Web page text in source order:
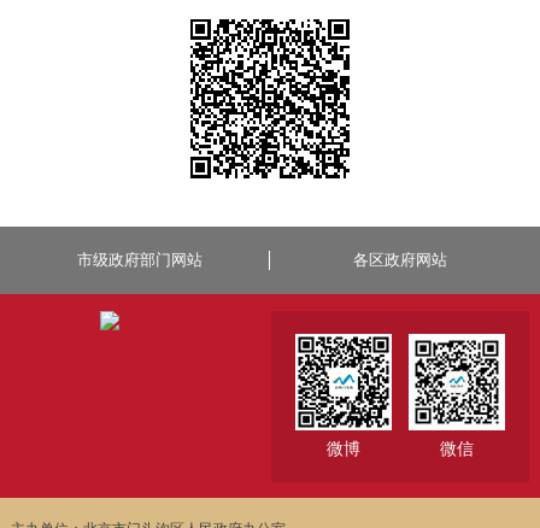
市级政府部门网站 各区政府网站
微博 微信